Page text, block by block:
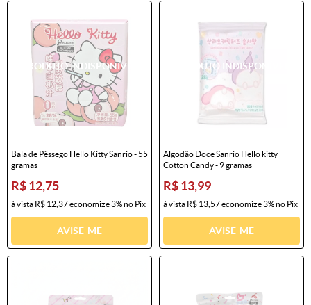
Bala de Pêssego Hello Kitty Sanrio - 55
gramas
R$ 12,75
à vista R$ 12,37economize3%no Pix
AVISE-ME
Algodão Doce Sanrio Hello kitty
Cotton Candy - 9 gramas
R$ 13,99
à vista R$ 13,57economize3%no Pix
AVISE-ME